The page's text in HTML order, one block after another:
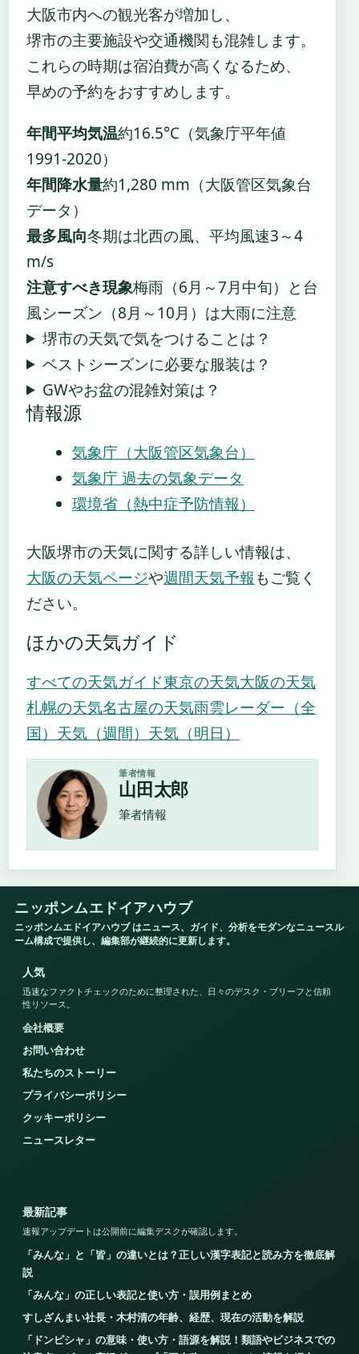
大阪市内への観光客が増加し、
堺市の主要施設や交通機関も混雑します。
これらの時期は宿泊費が高くなるため、
早めの予約をおすすめします。
年間平均気温約16.5°C（気象庁平年値
1991-2020）
年間降水量約1,280 mm（大阪管区気象台
データ）
最多風向冬期は北西の風、平均風速3～4
m/s
注意すべき現象梅雨（6月～7月中旬）と台
風シーズン（8月～10月）は大雨に注意
堺市の天気で気をつけることは？
ベストシーズンに必要な服装は？
GWやお盆の混雑対策は？
情報源
気象庁（大阪管区気象台）
気象庁 過去の気象データ
環境省（熱中症予防情報）
大阪堺市の天気に関する詳しい情報は、
大阪の天気ページや週間天気予報もご覧く
ださい。
ほかの天気ガイド
すべての天気ガイド東京の天気大阪の天気
札幌の天気名古屋の天気雨雲レーダー（全
国） 天気（週間） 天気（明日）
筆者情報
山田太郎
筆者情報
ニッポンムエドイアハウブ
ニッポンムエドイアハウブ はニュース、ガイド、分析をモダンなニュースル
ーム構成で提供し、編集部が継続的に更新します。
人気
迅速なファクトチェックのために整理された、日々のデスク・ブリーフと信頼
性リソース。
会社概要
お問い合わせ
私たちのストーリー
プライバシーポリシー
クッキーポリシー
ニュースレター
最新記事
速報アップデートは公開前に編集デスクが確認します。
「みんな」と「皆」の違いとは？正しい漢字表記と読み方を徹底解
説
「みんな」の正しい表記と使い方・誤用例まとめ
すしざんまい社長・木村清の年齢、経歴、現在の活動を解説
「ドンピシャ」の意味・使い方・語源を解説！類語やビジネスでの